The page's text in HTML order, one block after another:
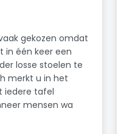
gekozen omdat
in één keer een
losse stoelen te
merkt u in het
iedere tafel
mensen wa